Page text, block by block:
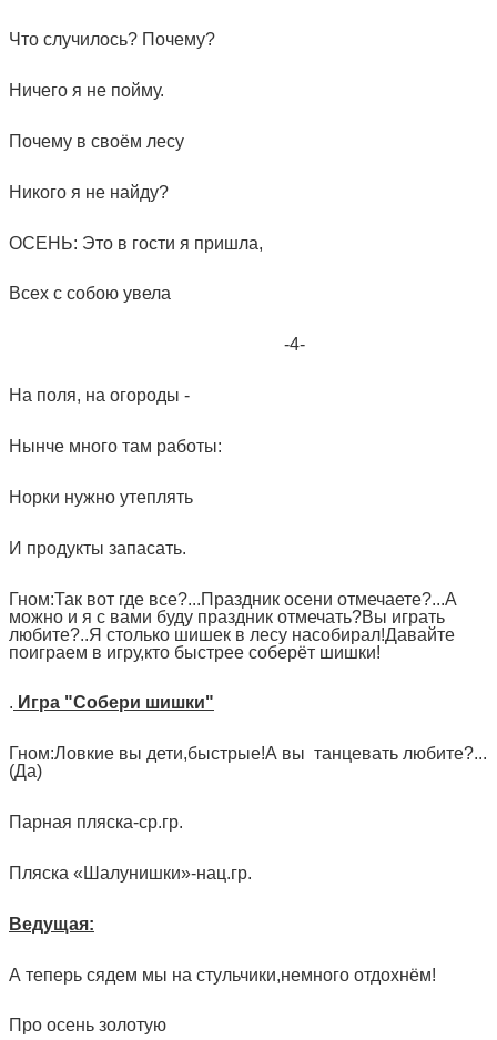
Что случилось? Почему?
Ничего я не пойму.
Почему в своём лесу
Никого я не найду?
ОСЕНЬ: Это в гости я пришла,
Всех с собою увела
-4-
На поля, на огороды -
Нынче много там работы:
Норки нужно утеплять
И продукты запасать.
Гном:Так вот где все?...Праздник осени отмечаете?...А
можно и я с вами буду праздник отмечать?Вы играть
любите?..Я столько шишек в лесу насобирал!Давайте
поиграем в игру,кто быстрее соберёт шишки!
. Игра "Cобери шишки"
Гном:Ловкие вы дети,быстрые!А вы танцевать любите?...
(Да)
Парная пляска-ср.гр.
Пляска «Шалунишки»-нац.гр.
Ведущая:
А теперь сядем мы на стульчики,немного отдохнём!
Про осень золотую